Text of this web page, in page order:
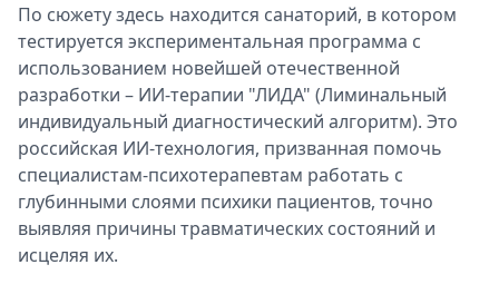
По сюжету здесь находится санаторий, в котором
тестируется экспериментальная программа с
использованием новейшей отечественной
разработки – ИИ-терапии "ЛИДА" (Лиминальный
индивидуальный диагностический алгоритм). Это
российская ИИ-технология, призванная помочь
специалистам-психотерапевтам работать с
глубинными слоями психики пациентов, точно
выявляя причины травматических состояний и
исцеляя их.